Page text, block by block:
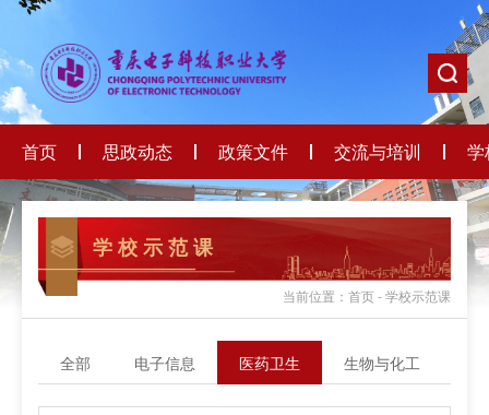
首页 思政动态 政策文件 交流与培训 学
学 校 示 范 课
当前位置：首页 - 学校示范课
全部 电子信息 医药卫生 生物与化工